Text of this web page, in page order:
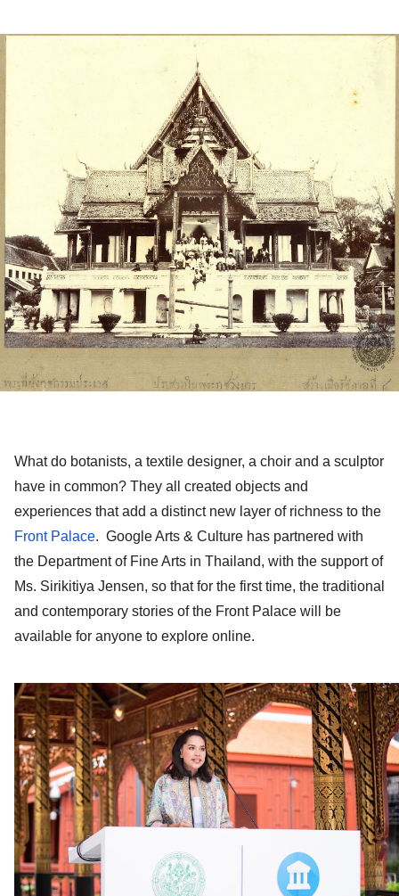
What do botanists, a textile designer, a choir and a sculptor
have in common? They all created objects and
Front Palace.  Google Arts & Culture has partnered with
the Department of Fine Arts in Thailand, with the support of
Ms. Sirikitiya Jensen, so that for the first time, the traditional
and contemporary stories of the Front Palace will be
available for anyone to explore online.